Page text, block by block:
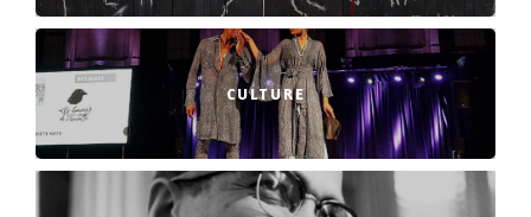
CULTURE